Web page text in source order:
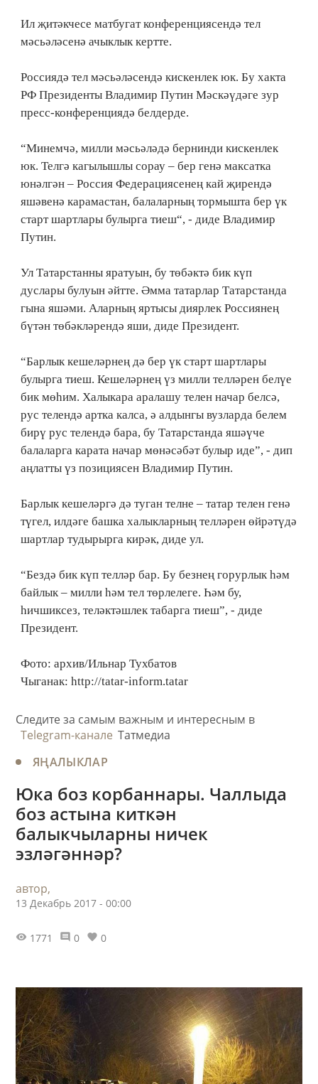
Ил җитәкчесе матбугат конференциясендә тел
мәсьәләсенә ачыклык кертте.
Россиядә тел мәсьәләсендә кискенлек юк. Бу хакта
РФ Президенты Владимир Путин Мәскәүдәге зур
пресс-конференциядә белдерде.
“Минемчә, милли мәсьәләдә бернинди кискенлек
юк. Телгә кагылышлы сорау – бер генә максатка
юнәлгән – Россия Федерациясенең кай җирендә
яшәвенә карамастан, балаларның тормышта бер үк
старт шартлары булырга тиеш“, - диде Владимир
Путин.
Ул Татарстанны яратуын, бу төбәктә бик күп
дуслары булуын әйтте. Әмма татарлар Татарстанда
гына яшәми. Аларның яртысы диярлек Россиянең
бүтән төбәкләрендә яши, диде Президент.
“Барлык кешеләрнең дә бер үк старт шартлары
булырга тиеш. Кешеләрнең үз милли телләрен белүе
бик мөһим. Халыкара аралашу телен начар белсә,
рус телендә артка калса, ә алдынгы вузларда белем
бирү рус телендә бара, бу Татарстанда яшәүче
балаларга карата начар мөнәсәбәт булыр иде”, - дип
аңлатты үз позициясен Владимир Путин.
Барлык кешеләргә дә туган телне – татар телен генә
түгел, илдәге башка халыкларның телләрен өйрәтүдә
шартлар тудырырга кирәк, диде ул.
“Бездә бик күп телләр бар. Бу безнең горурлык һәм
байлык – милли һәм тел төрлелеге. Һәм бу,
һичшиксез, теләктәшлек табарга тиеш”, - диде
Президент.
Фото: архив/Ильнар Тухбатов
Чыганак: http://tatar-inform.tatar
Следите за самым важным и интересным в
Telegram-канале Татмедиа
ЯҢАЛЫКЛАР
Юка боз корбаннары. Чаллыда
боз астына киткән
балыкчыларны ничек
эзләгәннәр?
автор,
13 Декабрь 2017 - 00:00
1771 0 0